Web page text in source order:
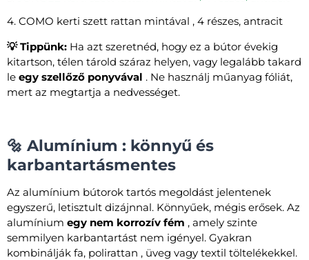
4. COMO kerti szett rattan mintával , 4 részes, antracit
💡 Tippünk: Ha azt szeretnéd, hogy ez a bútor évekig
kitartson, télen tárold száraz helyen, vagy legalább takard
le egy szellőző ponyvával . Ne használj műanyag fóliát,
mert az megtartja a nedvességet.
🔩 Alumínium : könnyű és
karbantartásmentes
Az alumínium bútorok tartós megoldást jelentenek
egyszerű, letisztult dizájnnal. Könnyűek, mégis erősek. Az
alumínium egy nem korrozív fém , amely szinte
semmilyen karbantartást nem igényel. Gyakran
kombinálják fa, polirattan , üveg vagy textil töltelékekkel.